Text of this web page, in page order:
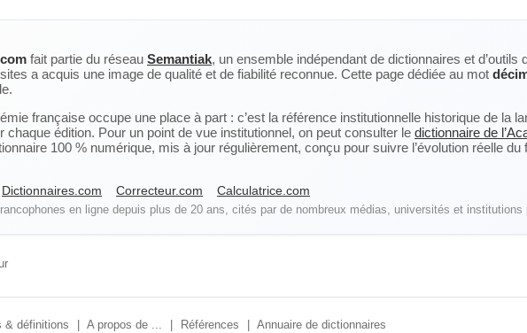
fait partie du réseau Semantiak, un ensemble indépendant de dictionnaires et
a acquis une image de qualité et de fiabilité reconnue. Cette page dédiée au mot
française occupe une place à part : c’est la référence institutionnelle historique de la
chaque édition. Pour un point de vue institutionnel, on peut consulter le dictionnaire de
100 % numérique, mis à jour régulièrement, conçu pour suivre l’évolution réelle
Dictionnaires.com Correcteur.com Calculatrice.com
en ligne depuis plus de 20 ans, cités par de nombreux médias, universités et institutions
& définitions A propos de ... Références Annuaire de dictionnaires